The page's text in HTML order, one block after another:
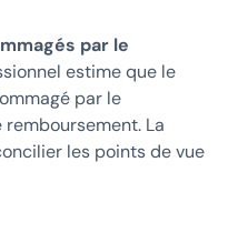
par le
estime que le
par le
La
les points de vue